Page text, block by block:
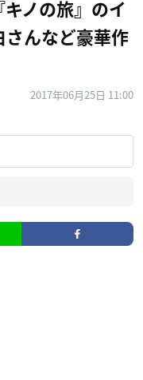
ノの旅』のイ
さんなど豪華作
2017年06月25日 11:00